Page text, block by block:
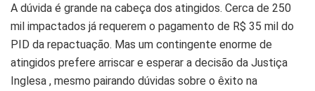
A dúvida é grande na cabeça dos atingidos. Cerca de 250
mil impactados já requerem o pagamento de R$ 35 mil do
PID da repactuação. Mas um contingente enorme de
atingidos prefere arriscar e esperar a decisão da Justiça
Inglesa , mesmo pairando dúvidas sobre o êxito na